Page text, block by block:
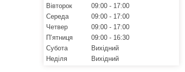
Вівторок
09:00
17:00
Середа
09:00
17:00
Четвер
09:00
17:00
Пʼятниця
09:00
16:30
Субота
Вихідний
Неділя
Вихідний